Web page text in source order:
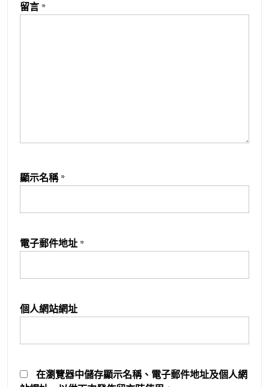
留言 *
顯示名稱 *
電子郵件地址 *
個人網站網址
在瀏覽器中儲存顯示名稱、電子郵件地址及個人網